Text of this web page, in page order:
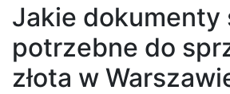
Jakie dokumenty
potrzebne do
złota w